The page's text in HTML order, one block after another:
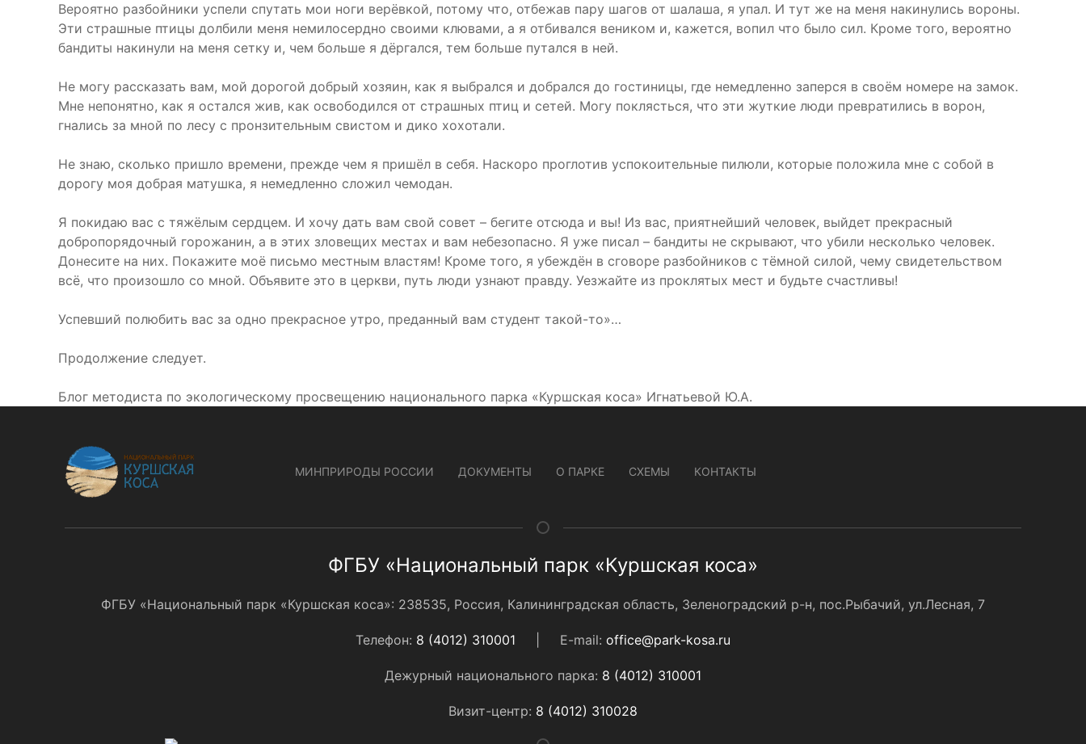
Вероятно разбойники успели спутать мои ноги верёвкой, потому что, отбежав пару шагов от шалаша, я упал. И тут же на меня накинулись вороны.
Эти страшные птицы долбили меня немилосердно своими клювами, а я отбивался веником и, кажется, вопил что было сил. Кроме того, вероятно
бандиты накинули на меня сетку и, чем больше я дёргался, тем больше путался в ней.
Не могу рассказать вам, мой дорогой добрый хозяин, как я выбрался и добрался до гостиницы, где немедленно заперся в своём номере на замок.
Мне непонятно, как я остался жив, как освободился от страшных птиц и сетей. Могу поклясться, что эти жуткие люди превратились в ворон,
гнались за мной по лесу с пронзительным свистом и дико хохотали.
Не знаю, сколько пришло времени, прежде чем я пришёл в себя. Наскоро проглотив успокоительные пилюли, которые положила мне с собой в
дорогу моя добрая матушка, я немедленно сложил чемодан.
Я покидаю вас с тяжёлым сердцем. И хочу дать вам свой совет – бегите отсюда и вы! Из вас, приятнейший человек, выйдет прекрасный
добропорядочный горожанин, а в этих зловещих местах и вам небезопасно. Я уже писал – бандиты не скрывают, что убили несколько человек.
Донесите на них. Покажите моё письмо местным властям! Кроме того, я убеждён в сговоре разбойников с тёмной силой, чему свидетельством
всё, что произошло со мной. Объявите это в церкви, путь люди узнают правду. Уезжайте из проклятых мест и будьте счастливы!
Успевший полюбить вас за одно прекрасное утро, преданный вам студент такой-то»…
Продолжение следует.
Блог методиста по экологическому просвещению национального парка «Куршская коса» Игнатьевой Ю.А.
МИНПРИРОДЫ РОССИИ ДОКУМЕНТЫ О ПАРКЕ СХЕМЫ КОНТАКТЫ
ФГБУ «Национальный парк «Куршская коса»
ФГБУ «Национальный парк «Куршская коса»: 238535, Россия, Калининградская область, Зеленоградский р-н, пос.Рыбачий, ул.Лесная, 7
Телефон: 8 (4012) 310001 E-mail: office@park-kosa.ru
Дежурный национального парка: 8 (4012) 310001
Визит-центр: 8 (4012) 310028